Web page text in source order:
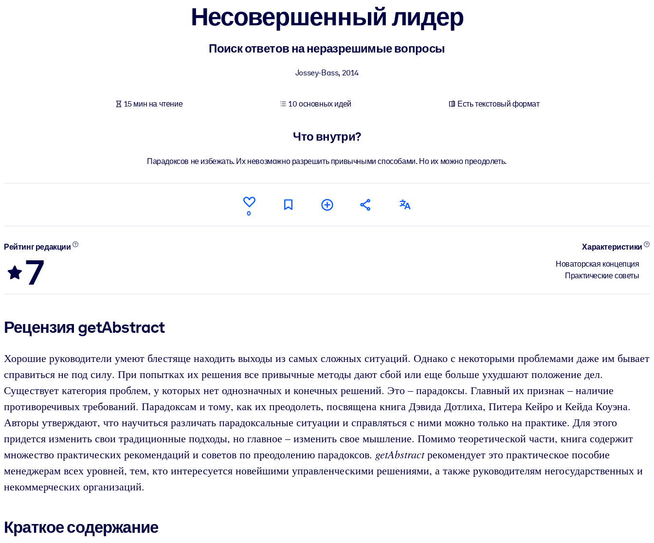
Обогатите корпоративную библиотеку надежными и готовыми к использованию бизнес-знаниями.
Используйте надежные структурированные знания для улучшения результатов ваших ИИ-систем.
Несовершенный лидер
Поиск ответов на неразрешимые вопросы
Jossey-Bass, 2014
15 мин на чтение 10 основных идей Есть текстовый формат
Что внутри?
Парадоксов не избежать. Их невозможно разрешить привычными способами. Но их можно преодолеть.
0
Рейтинг редакции
7
Характеристики
Новаторская концепция
Практические советы
Рецензия getAbstract
Хорошие руководители умеют блестяще находить выходы из самых сложных ситуаций. Однако с некоторыми проблемами даже им бывает
справиться не под силу. При попытках их решения все привычные методы дают сбой или еще больше ухудшают положение дел.
Существует категория проблем, у которых нет однозначных и конечных решений. Это – парадоксы. Главный их признак – наличие
противоречивых требований. Парадоксам и тому, как их преодолеть, посвящена книга Дэвида Дотлиха, Питера Кейро и Кейда Коуэна.
Авторы утверждают, что научиться различать парадоксальные ситуации и справляться с ними можно только на практике. Для этого
придется изменить свои традиционные подходы, но главное – изменить свое мышление. Помимо теоретической части, книга содержит
множество практических рекомендаций и советов по преодолению парадоксов. getAbstractрекомендует это практическое пособие
менеджерам всех уровней, тем, кто интересуется новейшими управленческими решениями, а также руководителям негосударственных и
некоммерческих организаций.
Краткое содержание